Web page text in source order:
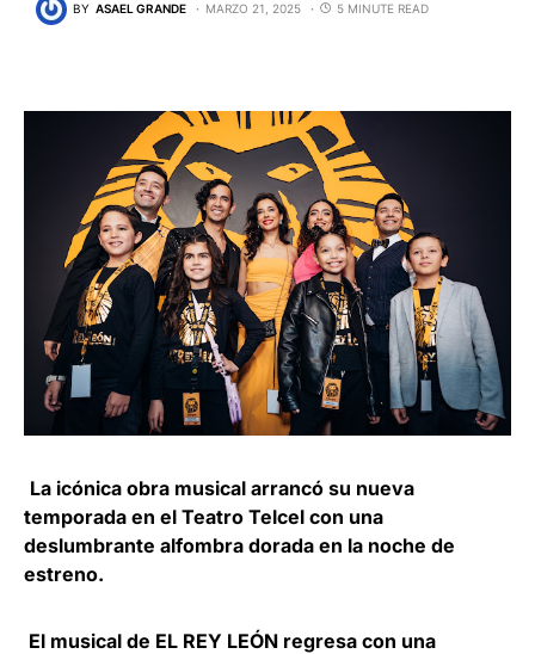
BY ASAEL GRANDE MARZO 21, 2025 5 MINUTE READ
La icónica obra musical arrancó su nueva
temporada en el Teatro Telcel con una
deslumbrante alfombra dorada en la noche de
estreno.
El musical de EL REY LEÓN regresa con una